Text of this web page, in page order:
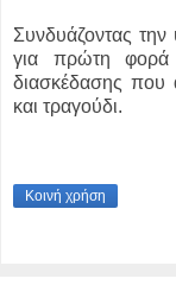
Συνδυάζοντας την
για πρώτη φορά
διασκέδασης που
και τραγούδι.
Κοινή χρήση